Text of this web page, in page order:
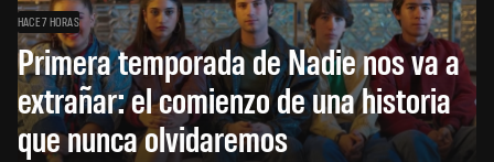
HACE 7 HORAS
Primera temporada de Nadie nos va a
extrañar: el comienzo de una historia
que nunca olvidaremos